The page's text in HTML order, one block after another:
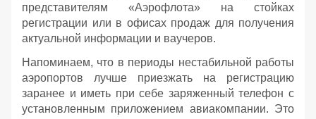
представителям «Аэрофлота» на стойках
регистрации или в офисах продаж для получения
актуальной информации и ваучеров.
Напоминаем, что в периоды нестабильной работы
аэропортов лучше приезжать на регистрацию
заранее и иметь при себе заряженный телефон с
установленным приложением авиакомпании. Это